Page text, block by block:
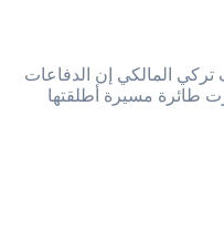
المالكي إن الدفاعات
طائرة مسيرة أطلقتها